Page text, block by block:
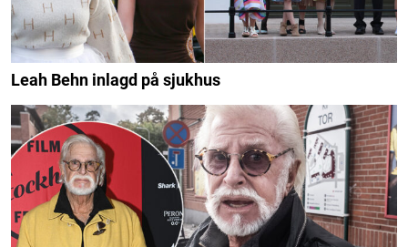
Leah Behn inlagd på sjukhus